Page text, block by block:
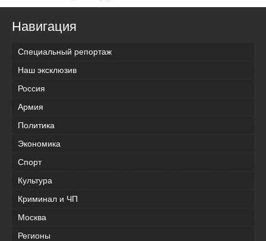
Навигация
Специальный репортаж
Наш эксклюзив
Россия
Армия
Политика
Экономика
Спорт
Культура
Криминал и ЧП
Москва
Регионы